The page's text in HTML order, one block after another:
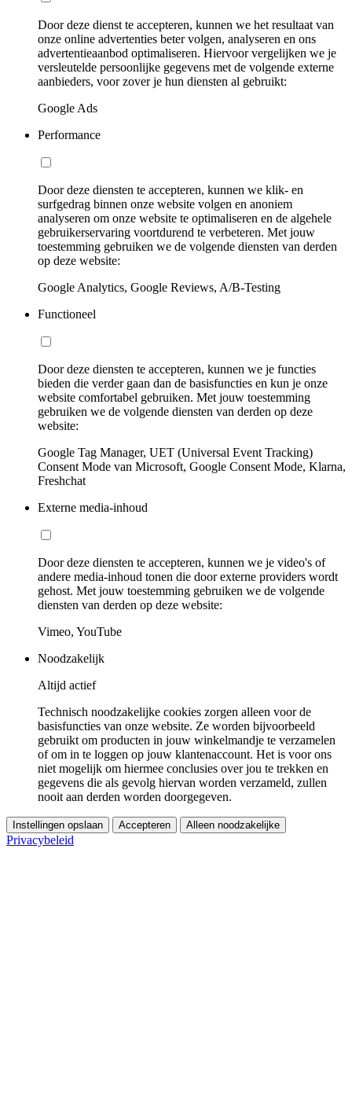
Door deze dienst te accepteren, kunnen we het resultaat van
onze online advertenties beter volgen, analyseren en ons
advertentieaanbod optimaliseren. Hiervoor vergelijken we je
versleutelde persoonlijke gegevens met de volgende externe
aanbieders, voor zover je hun diensten al gebruikt:
Google Ads
Performance
Door deze diensten te accepteren, kunnen we klik- en
surfgedrag binnen onze website volgen en anoniem
analyseren om onze website te optimaliseren en de algehele
gebruikerservaring voortdurend te verbeteren. Met jouw
toestemming gebruiken we de volgende diensten van derden
op deze website:
Google Analytics, Google Reviews, A/B-Testing
Functioneel
Door deze diensten te accepteren, kunnen we je functies
bieden die verder gaan dan de basisfuncties en kun je onze
website comfortabel gebruiken. Met jouw toestemming
gebruiken we de volgende diensten van derden op deze
website:
Google Tag Manager, UET (Universal Event Tracking)
Consent Mode van Microsoft, Google Consent Mode, Klarna,
Freshchat
Externe media-inhoud
Door deze diensten te accepteren, kunnen we je video's of
andere media-inhoud tonen die door externe providers wordt
gehost. Met jouw toestemming gebruiken we de volgende
diensten van derden op deze website:
Vimeo, YouTube
Noodzakelijk
Altijd actief
Technisch noodzakelijke cookies zorgen alleen voor de
basisfuncties van onze website. Ze worden bijvoorbeeld
gebruikt om producten in jouw winkelmandje te verzamelen
of om in te loggen op jouw klantenaccount. Het is voor ons
niet mogelijk om hiermee conclusies over jou te trekken en
gegevens die als gevolg hiervan worden verzameld, zullen
nooit aan derden worden doorgegeven.
Instellingen opslaan Accepteren Alleen noodzakelijke
Privacybeleid